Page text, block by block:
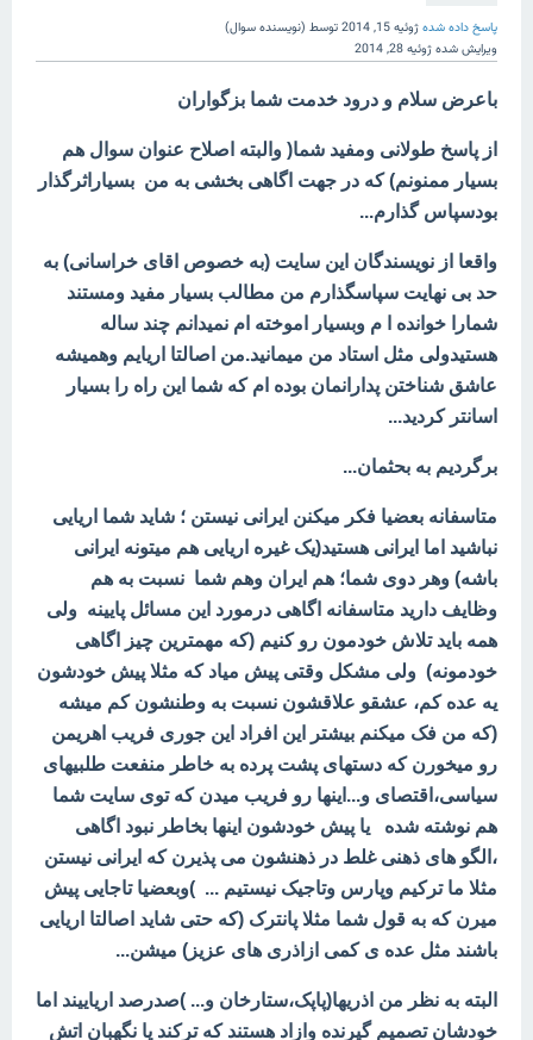
پاسخ داده شدهژوئیه 15, 2014 توسط (نویسنده سوال)
ویرایش شدهژوئیه 28, 2014
باعرض سلام و درود خدمت شما بزگواران
از پاسخ طولانی ومفید شما( والبته اصلاح عنوان سوال هم
بسیار ممنونم) که در جهت اگاهی بخشی به من بسیاراثرگذار
بودسپاس گذارم...
واقعا از نویسندگان این سایت (به خصوص اقای خراسانی) به
حد بی نهایت سپاسگذارم من مطالب بسیار مفید ومستند
شمارا خوانده ا م وبسیار اموخته ام نمیدانم چند ساله
هستیدولی مثل استاد من میمانید.من اصالتا اریایم وهمیشه
عاشق شناختن پدارانمان بوده ام که شما این راه را بسیار
اسانتر کردید...
برگردیم به بحثمان...
متاسفانه بعضیا فکر میکنن ایرانی نیستن ؛ شاید شما اریایی
نباشید اما ایرانی هستید(یک غیره اریایی هم میتونه ایرانی
باشه) وهر دوی شما؛ هم ایران وهم شما نسبت به هم
وظایف دارید متاسفانه اگاهی درمورد این مسائل پایینه ولی
همه باید تلاش خودمون رو کنیم (که مهمترین چیز اگاهی
خودمونه) ولی مشکل وقتی پیش میاد که مثلا پیش خودشون
یه عده کم، عشقو علاقشون نسبت به وطنشون کم میشه
(که من فک میکنم بیشتر این افراد این جوری فریب اهریمن
رو میخورن که دستهای پشت پرده به خاطر منفعت طلبیهای
سیاسی،اقتصای و...اینها رو فریب میدن که توی سایت شما
هم نوشته شده یا پیش خودشون اینها بخاطر نبود اگاهی
،الگو های ذهنی غلط در ذهنشون می پذیرن که ایرانی نیستن
مثلا ما ترکیم وپارس وتاجیک نیستیم ... )وبعضیا تاجایی پیش
میرن که به قول شما مثلا پانترک (که حتی شاید اصالتا اریایی
باشند مثل عده ی کمی ازاذری های عزیز) میشن...
البته به نظر من اذریها(پاپک،ستارخان و... )صدرصد اریاییند اما
خودشان تصمیم گیرنده وازاد هستند که ترکند یا نگهبان اتش